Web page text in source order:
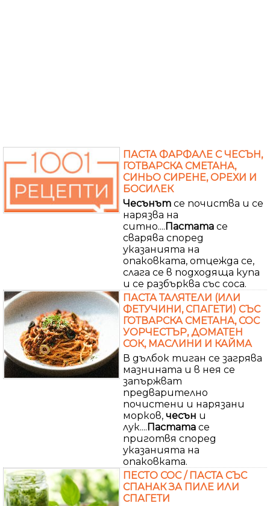
ПАСТА ФАРФАЛЕ С ЧЕСЪН,
ГОТВАРСКА СМЕТАНА,
СИНЬО СИРЕНЕ, ОРЕХИ И
БОСИЛЕК
Чесънът се почиства и се
нарязва на
ситно....Пастата се
сварява според
указанията на
опаковката, отцежда се,
слага се в подходяща купа
и се разбърква със соса.
ПАСТА ТАЛЯТЕЛИ (ИЛИ
ФЕТУЧИНИ, СПАГЕТИ) СЪС
ГОТВАРСКА СМЕТАНА, СОС
УОРЧЕСТЪР, ДОМАТЕН
СОК, МАСЛИНИ И КАЙМА
В дълбок тиган се загрява
мазнината и в нея се
запържват
предварително
почистени и нарязани
морков, чесън и
лук....Пастата се
приготвя според
указанията на
опаковката.
ПЕСТО СОС / ПАСТА СЪС
СПАНАК ЗА ПИЛЕ ИЛИ
СПАГЕТИ